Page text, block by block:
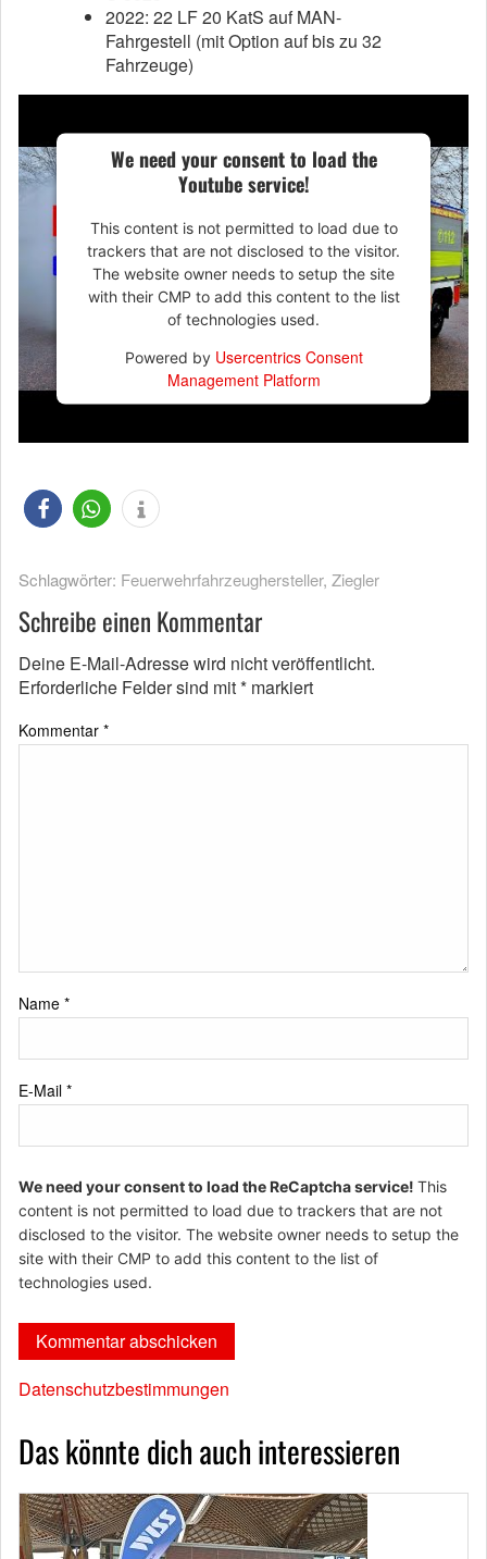
2022: 22 LF 20 KatS auf MAN-
Fahrgestell (mit Option auf bis zu 32
Fahrzeuge)
We need your consent to load the
Youtube service!
This content is not permitted to load due to
trackers that are not disclosed to the visitor.
The website owner needs to setup the site
with their CMP to add this content to the list
of technologies used.
Powered by Usercentrics Consent
Management Platform
Schlagwörter: Feuerwehrfahrzeughersteller, Ziegler
Schreibe einen Kommentar
Deine E-Mail-Adresse wird nicht veröffentlicht.
Erforderliche Felder sind mit* markiert
Kommentar *
Name *
E-Mail *
We need your consent to load the ReCaptcha service! This
content is not permitted to load due to trackers that are not
disclosed to the visitor. The website owner needs to setup the
site with their CMP to add this content to the list of
technologies used.
Datenschutzbestimmungen
Das könnte dich auch interessieren